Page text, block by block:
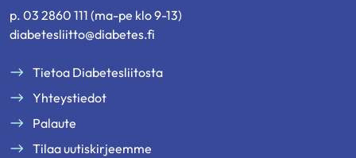
p. 03 2860 111 (ma-pe klo 9-13)
diabetesliitto@diabetes.fi
Tietoa Diabetesliitosta
Yhteystiedot
Palaute
Tilaa uutiskirjeemme